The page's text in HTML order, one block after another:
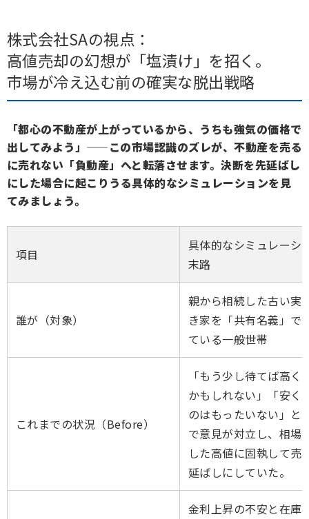
株式会社SAの視点：
高値売却の幻想が「塩漬け」を招く。
市場が冷え込む前の確実な脱出戦略
「都心の不動産が上がっているから、うちも強気の価格で
出してみよう」——この市場認識のズレが、不動産を売る
に売れない「負動産」へと転落させます。決断を先延ばし
にした場合に起こりうる具体的なシミュレーションを見
てみましょう。
項目
具体的なシミュレーシ
末路
誰が（対象）
親から相続した古い実
き家を「共有名義」で
ている一般世帯
これまでの状況（Before）
「もう少し待てば高く
かもしれない」「安く
のはもったいない」と
で意見が対立し、相場
した高値に固執して売
延ばしにしていた。
金利上昇の不安と在庫